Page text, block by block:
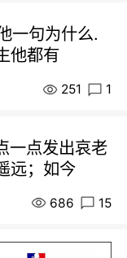
一句为什么.
他都有
251 1
一点发出哀老
远；如今
686 15